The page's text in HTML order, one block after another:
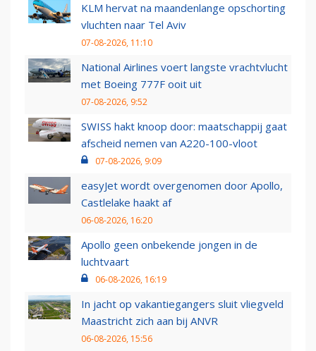
KLM hervat na maandenlange opschorting
vluchten naar Tel Aviv
07-08-2026, 11:10
National Airlines voert langste vrachtvlucht
met Boeing 777F ooit uit
07-08-2026, 9:52
SWISS hakt knoop door: maatschappij gaat
afscheid nemen van A220-100-vloot
07-08-2026, 9:09
easyJet wordt overgenomen door Apollo,
Castlelake haakt af
06-08-2026, 16:20
Apollo geen onbekende jongen in de
luchtvaart
06-08-2026, 16:19
In jacht op vakantiegangers sluit vliegveld
Maastricht zich aan bij ANVR
06-08-2026, 15:56